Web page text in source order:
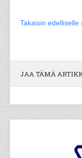
Takaisin edelliselle
JAA TÄMÄ